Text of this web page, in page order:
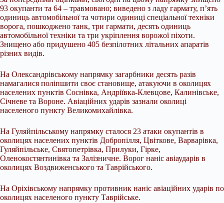
93 окупанти та 64 – травмовано; виведено з ладу гармату, п’ять
одиниць автомобільної та чотири одиниці спеціальної техніки
ворога, пошкоджено танк, три гармати, десять одиниць
автомобільної техніки та три укріплення ворожої піхоти.
Знищено або придушено 405 безпілотних літальних апаратів
різних видів.
На Олександрівському напрямку загарбники десять разів
намагалися поліпшити своє становище, атакуючи в околицях
населених пунктів Соснівка, Андріївка-Клевцове, Калинівське,
Січневе та Вороне. Авіаційних ударів зазнали околиці
населеного пункту Великомихайлівка.
На Гуляйпільському напрямку сталося 23 атаки окупантів в
околицях населених пунктів Добропілля, Цвіткове, Варварівка,
Гуляйпільське, Святопетрівка, Прилуки, Гірке,
Оленокостянтинівка та Залізничне. Ворог наніс авіаударів в
околицях Воздвиженського та Таврійського.
На Оріхівському напрямку противник наніс авіаційних ударів по
околицях населеного пункту Таврійське.